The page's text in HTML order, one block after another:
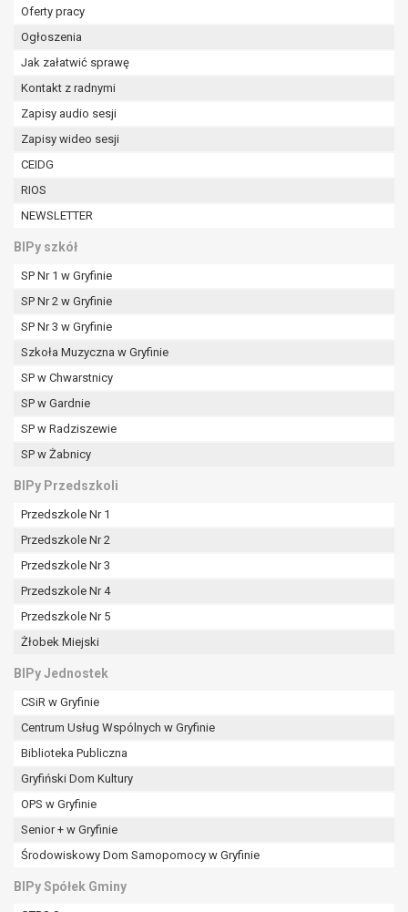
Oferty pracy
Ogłoszenia
Jak załatwić sprawę
Kontakt z radnymi
Zapisy audio sesji
Zapisy wideo sesji
CEIDG
RIOS
NEWSLETTER
BIPy szkół
SP Nr 1 w Gryfinie
SP Nr 2 w Gryfinie
SP Nr 3 w Gryfinie
Szkoła Muzyczna w Gryfinie
SP w Chwarstnicy
SP w Gardnie
SP w Radziszewie
SP w Żabnicy
BIPy Przedszkoli
Przedszkole Nr 1
Przedszkole Nr 2
Przedszkole Nr 3
Przedszkole Nr 4
Przedszkole Nr 5
Żłobek Miejski
BIPy Jednostek
CSiR w Gryfinie
Centrum Usług Wspólnych w Gryfinie
Biblioteka Publiczna
Gryfiński Dom Kultury
OPS w Gryfinie
Senior + w Gryfinie
Środowiskowy Dom Samopomocy w Gryfinie
BIPy Spółek Gminy